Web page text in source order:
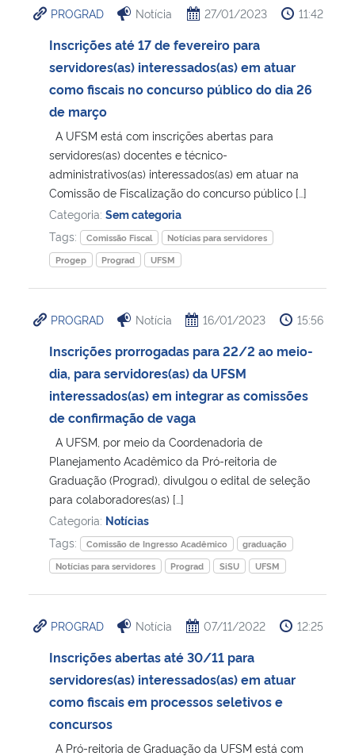
Ministério da Cidadania
Ministério da Saúde
Ministério de Minas e Energia
Ministério da Ciência, Tecnologia, Inovações e Comunicações
Ministério do Meio Ambiente
Ministério do Turismo
Ministério do Desenvolvimento Regional
Ministério da Mulher, da Família e dos Direitos Humanos
Secretaria-Geral
Gabinete de Segurança Institucional
Advocacia-Geral da União
Banco Central do Brasil
PROGRAD Notícia 27/01/2023 11:42
Inscrições até 17 de fevereiro para
servidores(as) interessados(as) em atuar
como fiscais no concurso público do dia 26
de março
A UFSM está com inscrições abertas para
servidores(as) docentes e técnico-
administrativos(as) interessados(as) em atuar na
Comissão de Fiscalização do concurso público […]
Categoria: Sem categoria
Tags:
Comissão Fiscal
Notícias para servidores
Progep
Prograd UFSM
PROGRAD Notícia 16/01/2023 15:56
Inscrições prorrogadas para 22/2 ao meio-
dia, para servidores(as) da UFSM
interessados(as) em integrar as comissões
de confirmação de vaga
A UFSM, por meio da Coordenadoria de
Planejamento Acadêmico da Pró-reitoria de
Graduação (Prograd), divulgou o edital de seleção
para colaboradores(as) […]
Categoria: Notícias
Tags:
Comissão de Ingresso Acadêmico
graduação
Notícias para servidores
Prograd SiSU UFSM
PROGRAD Notícia 07/11/2022 12:25
Inscrições abertas até 30/11 para
servidores(as) interessados(as) em atuar
como fiscais em processos seletivos e
concursos
A Pró-reitoria de Graduação da UFSM está com